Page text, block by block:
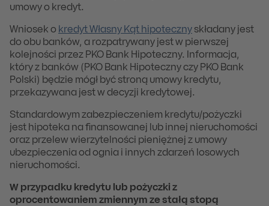
umowy o kredyt.
Wniosek o kredyt Własny Kąt hipoteczny składany jest
do obu banków, a rozpatrywany jest w pierwszej
kolejności przez PKO Bank Hipoteczny. Informacja,
który z banków (PKO Bank Hipoteczny czy PKO Bank
Polski) będzie mógł być stroną umowy kredytu,
przekazywana jest w decyzji kredytowej.
Standardowym zabezpieczeniem kredytu/pożyczki
jest hipoteka na finansowanej lub innej nieruchomości
oraz przelew wierzytelności pieniężnej z umowy
ubezpieczenia od ognia i innych zdarzeń losowych
nieruchomości.
W przypadku kredytu lub pożyczki z
oprocentowaniem zmiennym ze stałą stopą